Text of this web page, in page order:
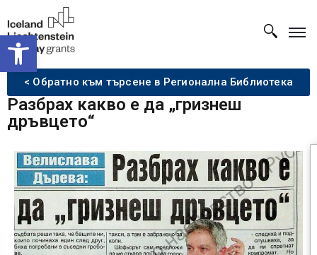
Open toolbar
< Обратно към търсене в Регионална Библиотека
Разбрах какво е да „гризнеш
дръвцето“